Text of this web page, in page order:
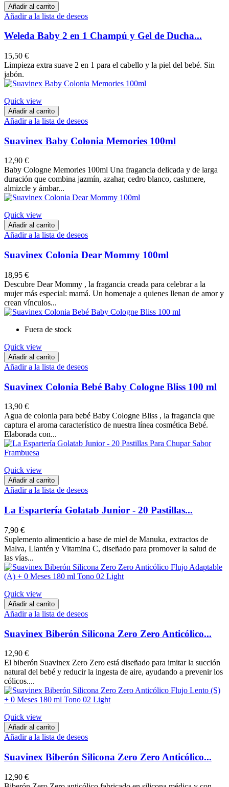
Añadir al carrito
Añadir a la lista de deseos
Weleda Baby 2 en 1 Champú y Gel de Ducha...
15,50 €
Limpieza extra suave 2 en 1 para el cabello y la piel del bebé. Sin
jabón.
Quick view
Añadir al carrito
Añadir a la lista de deseos
Suavinex Baby Colonia Memories 100ml
12,90 €
Baby Cologne Memories 100ml Una fragancia delicada y de larga
duración que combina jazmín, azahar, cedro blanco, cashmere,
almizcle y ámbar...
Quick view
Añadir al carrito
Añadir a la lista de deseos
Suavinex Colonia Dear Mommy 100ml
18,95 €
Descubre Dear Mommy , la fragancia creada para celebrar a la
mujer más especial: mamá. Un homenaje a quienes llenan de amor y
crean vínculos...
Fuera de stock
Quick view
Añadir al carrito
Añadir a la lista de deseos
Suavinex Colonia Bebé Baby Cologne Bliss 100 ml
13,90 €
Agua de colonia para bebé Baby Cologne Bliss , la fragancia que
captura el aroma característico de nuestra línea cosmética Bebé.
Elaborada con...
Quick view
Añadir al carrito
Añadir a la lista de deseos
La Espartería Golatab Junior - 20 Pastillas...
7,90 €
Suplemento alimenticio a base de miel de Manuka, extractos de
Malva, Llantén y Vitamina C, diseñado para promover la salud de
las vías...
Quick view
Añadir al carrito
Añadir a la lista de deseos
Suavinex Biberón Silicona Zero Zero Anticólico...
12,90 €
El biberón Suavinex Zero Zero está diseñado para imitar la succión
natural del bebé y reducir la ingesta de aire, ayudando a prevenir los
cólicos....
Quick view
Añadir al carrito
Añadir a la lista de deseos
Suavinex Biberón Silicona Zero Zero Anticólico...
12,90 €